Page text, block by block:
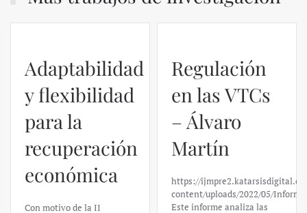
Adaptabilidad
y flexibilidad
para la
recuperación
económica
Con motivo de la II
Regulación
en las VTCs
– Álvaro
Martín
https://
content/uploads/2022/05/
Este informe analiza las